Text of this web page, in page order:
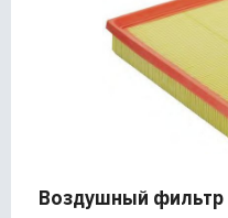
Воздушный фильтр